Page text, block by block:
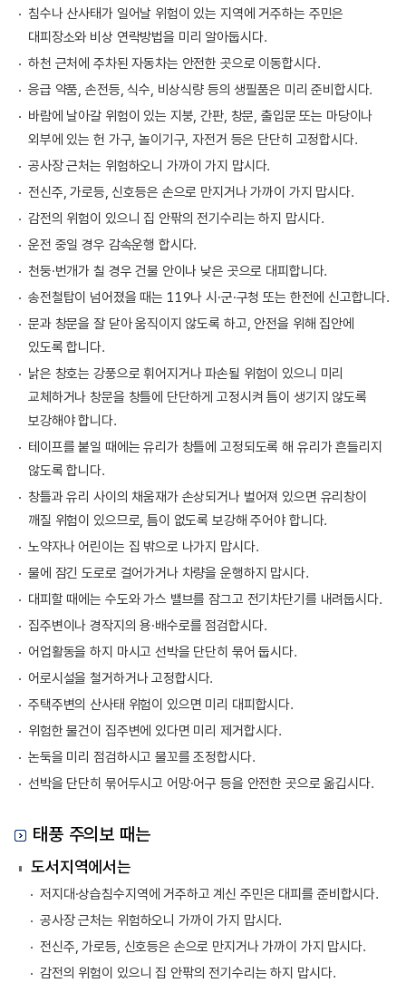
침수나 산사태가 일어날 위험이 있는 지역에 거주하는 주민은
대피장소와 비상 연락방법을 미리 알아둡시다.
하천 근처에 주차된 자동차는 안전한 곳으로 이동합시다.
응급 약품, 손전등, 식수, 비상식량 등의 생필품은 미리 준비합시다.
바람에 날아갈 위험이 있는 지붕, 간판, 창문, 출입문 또는 마당이나
외부에 있는 헌 가구, 놀이기구, 자전거 등은 단단히 고정합시다.
공사장 근처는 위험하오니 가까이 가지 맙시다.
전신주, 가로등, 신호등은 손으로 만지거나 가까이 가지 맙시다.
감전의 위험이 있으니 집 안팎의 전기수리는 하지 맙시다.
운전 중일 경우 감속운행 합시다.
천둥·번개가 칠 경우 건물 안이나 낮은 곳으로 대피합니다.
송전철탑이 넘어졌을 때는 119나 시·군·구청 또는 한전에 신고합니다.
문과 창문을 잘 닫아 움직이지 않도록 하고, 안전을 위해 집안에
있도록 합니다.
낡은 창호는 강풍으로 휘어지거나 파손될 위험이 있으니 미리
교체하거나 창문을 창틀에 단단하게 고정시켜 틈이 생기지 않도록
보강해야 합니다.
테이프를 붙일 때에는 유리가 창틀에 고정되도록 해 유리가 흔들리지
않도록 합니다.
창틀과 유리 사이의 채움재가 손상되거나 벌어져 있으면 유리창이
깨질 위험이 있으므로, 틈이 없도록 보강해 주어야 합니다.
노약자나 어린이는 집 밖으로 나가지 맙시다.
물에 잠긴 도로로 걸어가거나 차량을 운행하지 맙시다.
대피할 때에는 수도와 가스 밸브를 잠그고 전기차단기를 내려둡시다.
집주변이나 경작지의 용·배수로를 점검합시다.
어업활동을 하지 마시고 선박을 단단히 묶어 둡시다.
어로시설을 철거하거나 고정합시다.
주택주변의 산사태 위험이 있으면 미리 대피합시다.
위험한 물건이 집주변에 있다면 미리 제거합시다.
논둑을 미리 점검하시고 물꼬를 조정합시다.
선박을 단단히 묶어두시고 어망·어구 등을 안전한 곳으로 옮깁시다.
태풍 주의보 때는
도서지역에서는
저지대·상습침수지역에 거주하고 계신 주민은 대피를 준비합시다.
공사장 근처는 위험하오니 가까이 가지 맙시다.
전신주, 가로등, 신호등은 손으로 만지거나 가까이 가지 맙시다.
감전의 위험이 있으니 집 안팎의 전기수리는 하지 맙시다.